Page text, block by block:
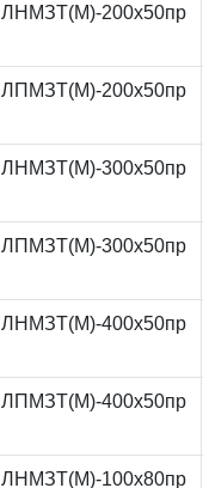
ЛНМЗТ(М)-200x50пр
ЛПМЗТ(М)-200x50пр
ЛНМЗТ(М)-300x50пр
ЛПМЗТ(М)-300x50пр
ЛНМЗТ(М)-400x50пр
ЛПМЗТ(М)-400x50пр
ЛНМЗТ(М)-100x80пр